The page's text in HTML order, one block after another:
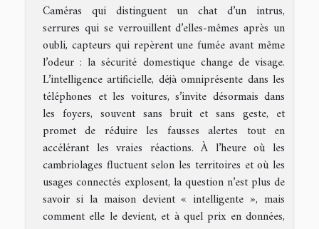
Caméras qui distinguent un chat d’un intrus,
serrures qui se verrouillent d’elles-mêmes après un
oubli, capteurs qui repèrent une fumée avant même
l’odeur : la sécurité domestique change de visage.
L’intelligence artificielle, déjà omniprésente dans les
téléphones et les voitures, s’invite désormais dans
les foyers, souvent sans bruit et sans geste, et
promet de réduire les fausses alertes tout en
accélérant les vraies réactions. À l’heure où les
cambriolages fluctuent selon les territoires et où les
usages connectés explosent, la question n’est plus de
savoir si la maison devient « intelligente », mais
comment elle le devient, et à quel prix en données,